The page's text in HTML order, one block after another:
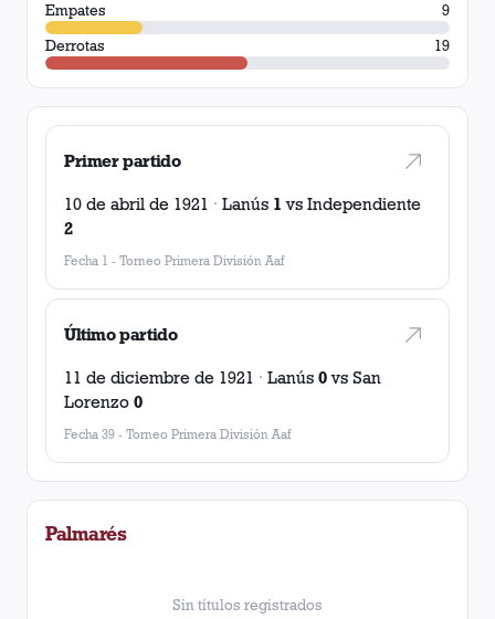
Empates
9
Derrotas
19
Primer partido
10 de abril de 1921 · Lanús 1 vs Independiente
2
Fecha 1 - Torneo Primera División Aaf
Último partido
11 de diciembre de 1921 · Lanús 0vs San
Lorenzo 0
Fecha 39 - Torneo Primera División Aaf
Palmarés
Sin títulos registrados